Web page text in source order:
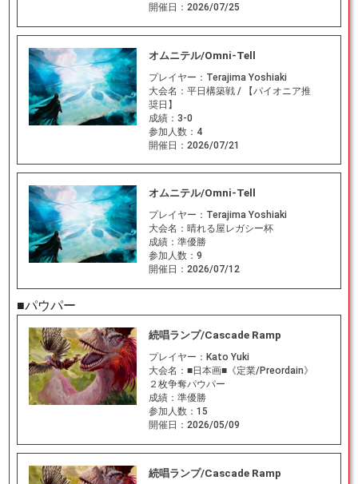
開催日： 2026/07/25
オムニテル/Omni-Tell
プレイヤー： Terajima Yoshiaki
大会名： 平日構築戦 / 【パイオニア推
奨日】
成績： 3-0
参加人数： 4
開催日： 2026/07/21
オムニテル/Omni-Tell
プレイヤー： Terajima Yoshiaki
大会名： 晴れる屋レガシー杯
成績： 準優勝
参加人数： 9
開催日： 2026/07/12
■パウパー
続唱ランプ/Cascade Ramp
プレイヤー： Kato Yuki
大会名： ■日本画■《定業/Preordain》
２枚争奪パウパー
成績： 準優勝
参加人数： 15
開催日： 2026/05/09
続唱ランプ/Cascade Ramp